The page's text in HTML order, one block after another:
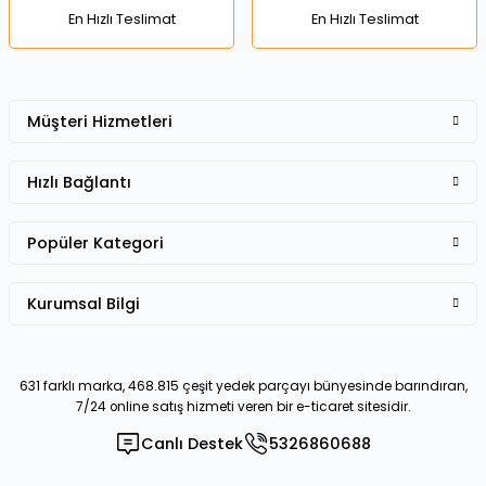
En Hızlı Teslimat En Hızlı Teslimat
631 farklı marka, 468.815 çeşit yedek parçayı bünyesinde barındıran,
7/24 online satış hizmeti veren bir e-ticaret sitesidir.
Canlı Destek 5326860688
Müşteri Hizmetleri
Hızlı Bağlantı
Popüler Kategori
Kurumsal Bilgi